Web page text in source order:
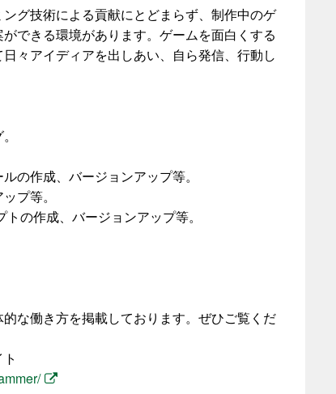
グ技術による貢献にとどまらず、制作中のゲ
できる環境があります。ゲームを面白くする
々アイディアを出しあい、自ら発信、行動し
の作成、バージョンアップ等。
プ等。
の作成、バージョンアップ等。
な働き方を掲載しております。ぜひご覧くだ